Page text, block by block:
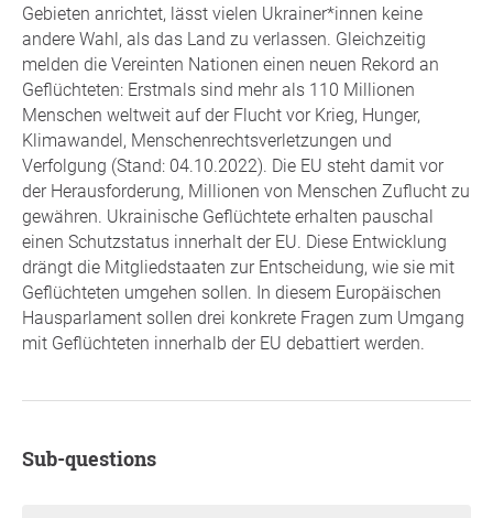
Gebieten anrichtet, lässt vielen Ukrainer*innen keine
andere Wahl, als das Land zu verlassen. Gleichzeitig
melden die Vereinten Nationen einen neuen Rekord an
Geflüchteten: Erstmals sind mehr als 110 Millionen
Menschen weltweit auf der Flucht vor Krieg, Hunger,
Klimawandel, Menschenrechtsverletzungen und
Verfolgung (Stand: 04.10.2022). Die EU steht damit vor
der Herausforderung, Millionen von Menschen Zuflucht zu
gewähren. Ukrainische Geflüchtete erhalten pauschal
einen Schutzstatus innerhalt der EU. Diese Entwicklung
drängt die Mitgliedstaaten zur Entscheidung, wie sie mit
Geflüchteten umgehen sollen. In diesem Europäischen
Hausparlament sollen drei konkrete Fragen zum Umgang
mit Geflüchteten innerhalb der EU debattiert werden.
Sub-questions